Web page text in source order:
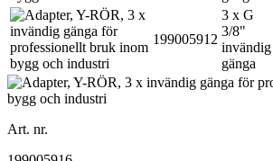
199005912
3 x G
3/8"
invändig
gänga
Art. nr.